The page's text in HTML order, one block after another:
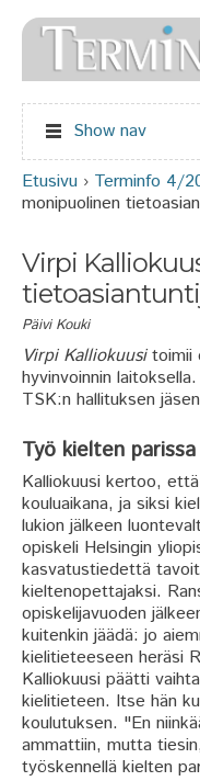
Show nav
Olet täällä
Etusivu › Terminfo 4/
monipuolinen
Virpi
Päivi Kouki
Virpi Kalliokuusitoimii
hyvinvoinnin
TSK:n hallituksen
Työ kielten
Kalliokuusi kertoo,
kouluaikana, ja siksi
lukion jälkeen
opiskeli Helsingin
kasvatustiedettä
kieltenopettajaksi.
opiskelijavuoden
kuitenkin jäädä: jo
kielitieteeseen heräsi
Kalliokuusi päätti
kielitieteen. Itse hän
koulutuksen. "En
ammattiin, mutta
työskennellä kielten